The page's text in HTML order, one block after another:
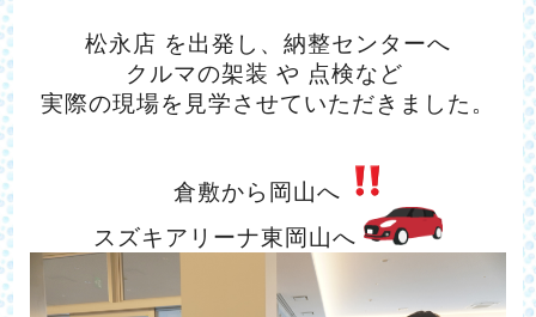
松永店 を出発し、納整センターへ
クルマの架装 や 点検など
実際の現場を見学させていただきました。
倉敷から岡山へ
スズキアリーナ東岡山へ